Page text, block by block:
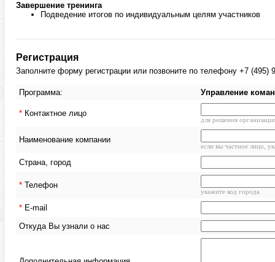
Завершение тренинга
Подведение итогов по индивидуальным целям участников
Регистрация
Заполните форму регистрации или позвоните по телефону +7 (495)